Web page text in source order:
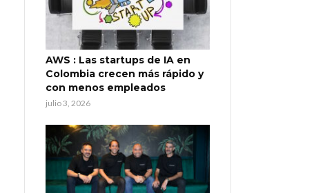
AWS : Las startups de IA en
Colombia crecen más rápido y
con menos empleados
julio 3, 2026